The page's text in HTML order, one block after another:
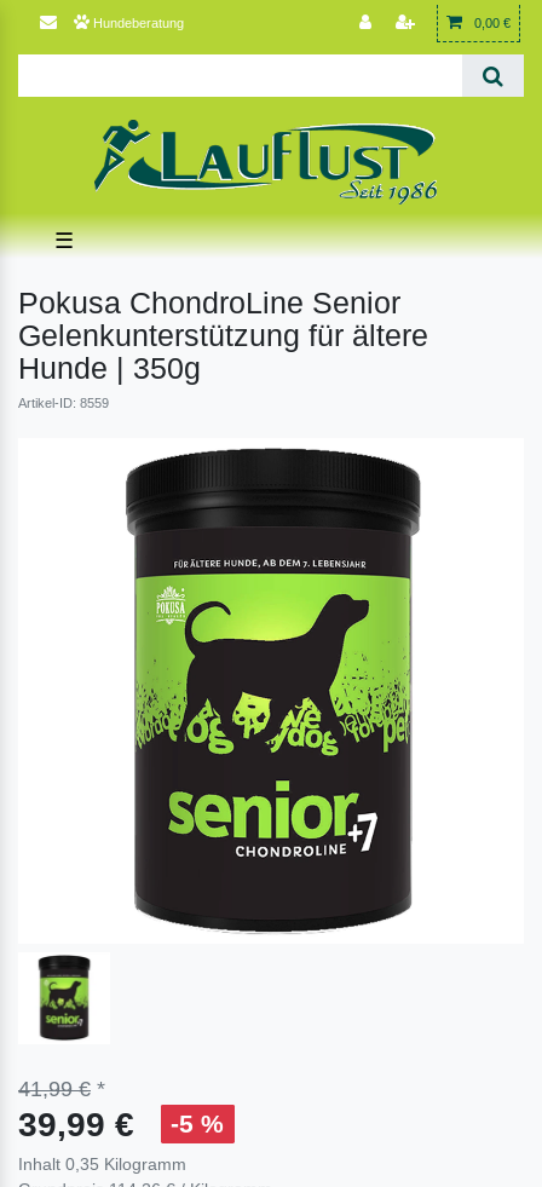
Hundeberatung 0,00 €
☰
Pokusa ChondroLine Senior
Gelenkunterstützung für ältere
Hunde | 350g
Artikel-ID: 8559
41,99 € *
39,99 € -5 %
Inhalt 0,35 Kilogramm